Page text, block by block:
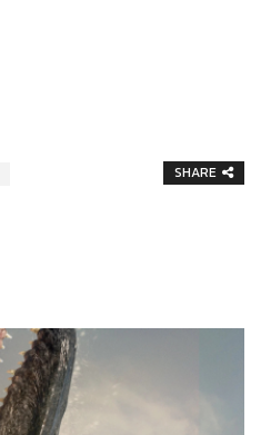
SHARE